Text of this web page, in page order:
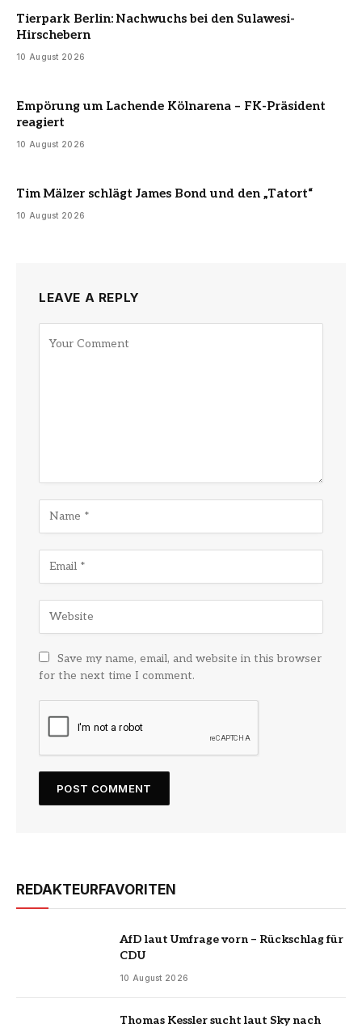
Tierpark Berlin: Nachwuchs bei den Sulawesi-
Hirschebern
10 August 2026
Empörung um Lachende Kölnarena – FK-Präsident
reagiert
10 August 2026
Tim Mälzer schlägt James Bond und den „Tatort“
10 August 2026
LEAVE A REPLY
Save my name, email, and website in this browser
for the next time I comment.
REDAKTEURFAVORITEN
AfD laut Umfrage vorn – Rückschlag für
CDU
10 August 2026
Thomas Kessler sucht laut Sky nach